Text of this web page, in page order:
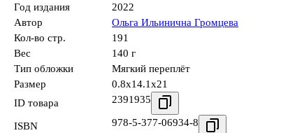
Год издания
2022
Автор
Ольга Ильинична Громцева
Кол-во стр.
191
Вес
140 г
Тип обложки
Мягкий переплёт
Размер
0.8x14.1x21
ID товара
2391935
ISBN 978-5-377-06934-8